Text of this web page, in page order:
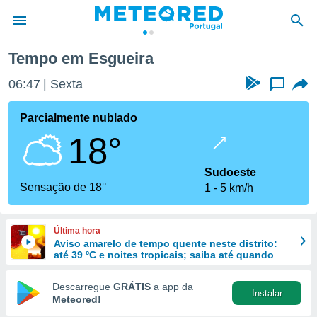
da
foi
fornecidas
a este
das
e
forma
digital
Tempo em Esgueira
06:47 Sexta ...
Parcialmente nublado
18°
Sensação de 18°
Sudoeste
1
5 km/h
Última hora
Aviso amarelo de tempo quente neste distrito:
até 39 ºC e noites tropicais; saiba até quando
Descarregue GRÁTIS a app da
Meteored!
Instalar